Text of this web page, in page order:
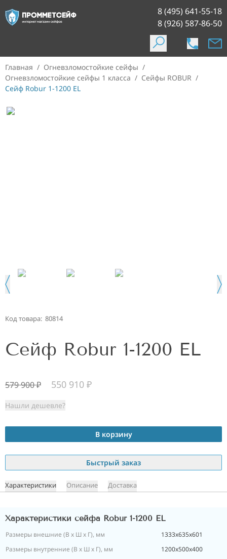
8 (495) 641-55-18
8 (926) 587-86-50
Главная / Огневзломостойкие сейфы /
Огневзломостойкие сейфы 1 класса / Сейфы ROBUR /
Сейф Robur 1-1200 EL
Код товара: 80814
Сейф Robur 1-1200 EL
579 900₽ 550 910 ₽
Нашли дешевле?
В корзину
Быстрый заказ
Характеристики Описание Доставка
Характеристики сейфа Robur 1-1200 EL
Размеры внешние (В х Ш х Г), мм
1333х635х601
Размеры внутренние (В х Ш х Г), мм
1200х500х400